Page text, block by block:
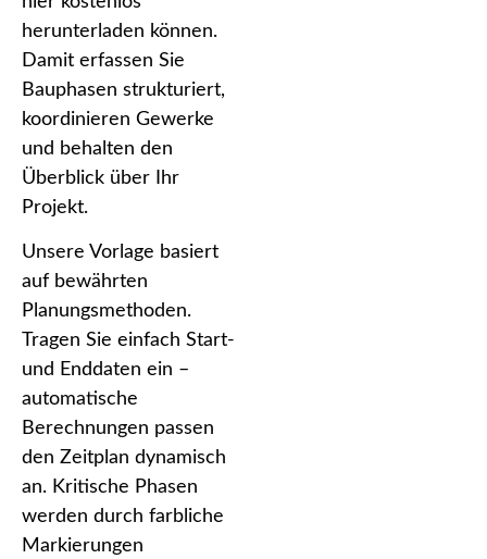
herunterladen können.
Damit erfassen Sie
Bauphasen strukturiert,
koordinieren Gewerke
und behalten den
Überblick über Ihr
Projekt.
Unsere Vorlage basiert
auf bewährten
Planungsmethoden.
Tragen Sie einfach Start-
und Enddaten ein –
automatische
Berechnungen passen
den Zeitplan dynamisch
an. Kritische Phasen
werden durch farbliche
Markierungen